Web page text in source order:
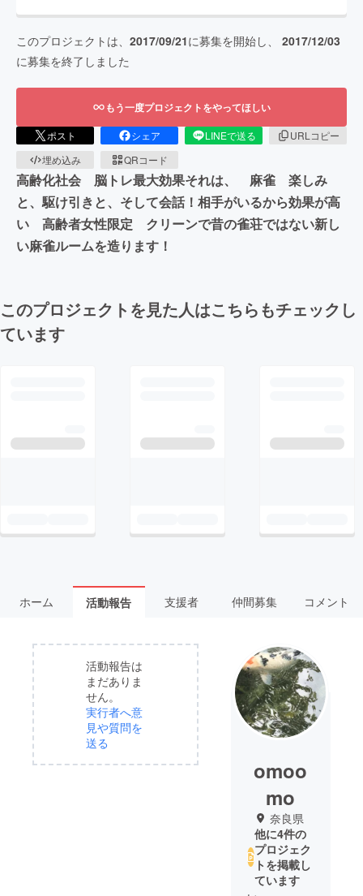
このプロジェクトは、 2017/09/21に募集を開始し、 2017/12/03
に募集を終了しました
もう一度プロジェクトをやってほしい
ポスト シェア LINEで送る
URLコピー
埋め込み
QRコード
高齢化社会 脳トレ最大効果それは、 麻雀 楽しみ
と、駆け引きと、そして会話！相手がいるから効果が高
い 高齢者女性限定 クリーンで昔の雀荘ではない新し
い麻雀ルームを造ります！
このプロジェクトを見た人はこちらもチェックし
ています
ホーム 活動報告 支援者 仲間募集 コメント
活動報告は
まだありま
せん。
実行者へ意
見や質問を
送る
omoo
mo
奈良県
他に4件の
プロジェク
トを掲載し
ています